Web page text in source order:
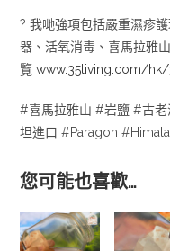
? 我哋強項包括嚴重濕疹
器、活氧消毒、喜馬拉雅
覽www.35living.com/hk/
#喜馬拉雅山 #岩鹽 #古
坦進口 #Paragon
您可能也喜歡…